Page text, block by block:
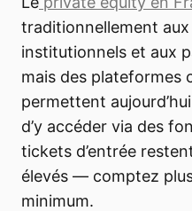
traditionnellement
institutionnels et aux
mais des plateformes
permettent
d’y accéder via des
tickets d’entrée
élevés — comptez
minimum.